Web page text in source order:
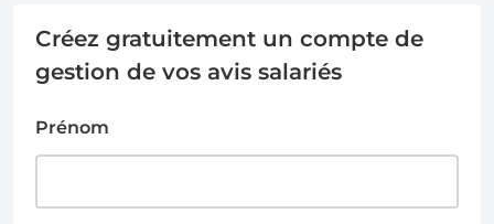
Créez gratuitement un compte de
gestion de vos avis salariés
Prénom